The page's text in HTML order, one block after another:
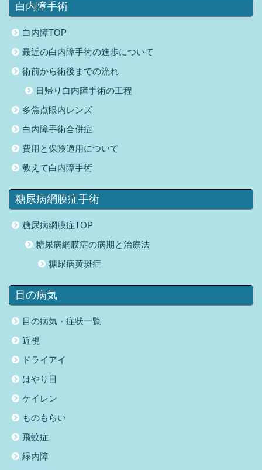
白内障手術
白内障TOP
最近の白内障手術の進歩について
術前から術後までの流れ
日帰り白内障手術の工程
多焦点眼内レンズ
白内障手術合併症
費用と保険適用について
教えて白内障手術
糖尿病網膜症手術
糖尿病網膜症TOP
糖尿病網膜症の病期と治療法
糖尿病黄斑症
目の病気
目の病気・症状一覧
近視
ドライアイ
はやり目
ケイレン
ものもらい
飛蚊症
緑内障